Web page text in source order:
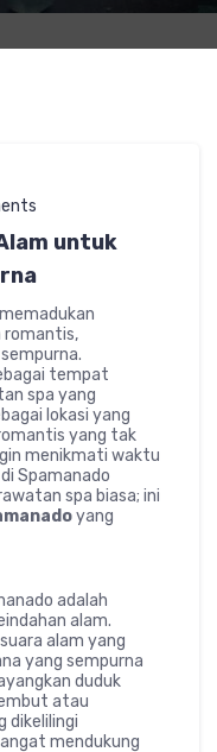
untuk
romantis,
tempat
spa yang
lokasi yang
yang tak
menikmati waktu
Spamanado
spa biasa; ini
yang
adalah
alam.
alam yang
yang sempurna
duduk
atau
dikelilingi
mendukung